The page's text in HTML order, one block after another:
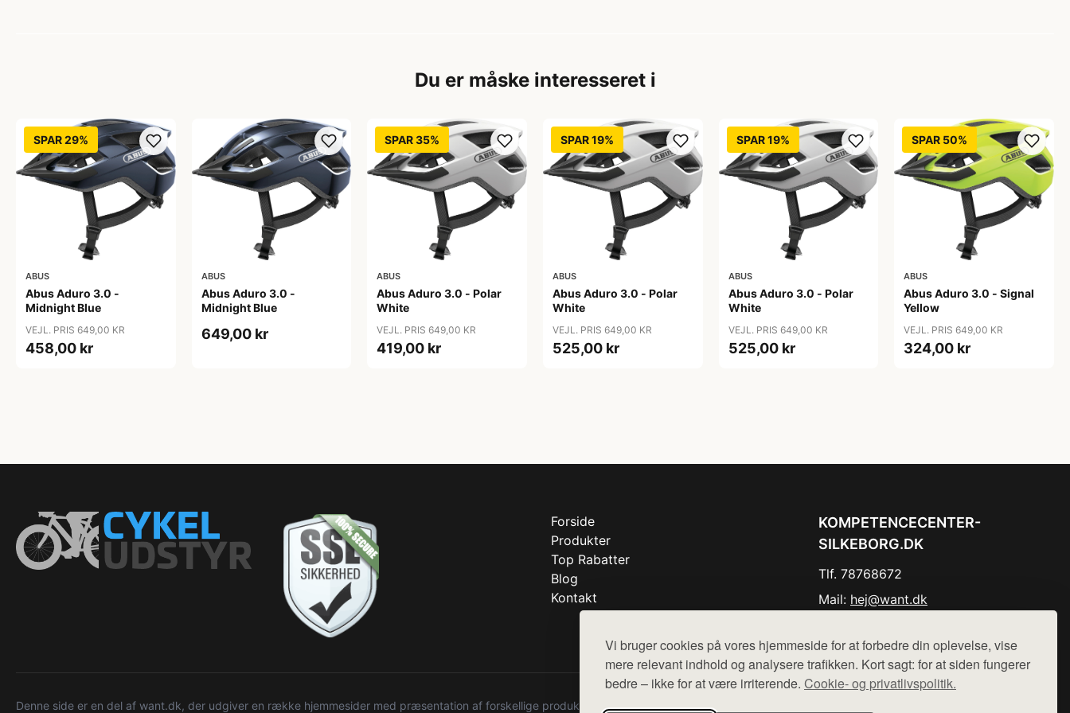
Vi bruger cookies på vores hjemmeside for at forbedre din oplevelse, vise
mere relevant indhold og analysere trafikken. Kort sagt: for at siden fungerer
bedre – ikke for at være irriterende. Cookie- og privatlivspolitik.
Du er måske interesseret i
SPAR 29%
ABUS
Abus Aduro 3.0 -
Midnight Blue
VEJL. PRIS 649,00 KR
458,00 kr
ABUS
Abus Aduro 3.0 -
Midnight Blue
649,00 kr
SPAR 35%
ABUS
Abus Aduro 3.0 - Polar
White
VEJL. PRIS 649,00 KR
419,00 kr
SPAR 19%
ABUS
Abus Aduro 3.0 - Polar
White
VEJL. PRIS 649,00 KR
525,00 kr
SPAR 19%
ABUS
Abus Aduro 3.0 - Polar
White
VEJL. PRIS 649,00 KR
525,00 kr
SPAR 50%
ABUS
Abus Aduro 3.0 - Signal
Yellow
VEJL. PRIS 649,00 KR
324,00 kr
Forside
Produkter
Top Rabatter
Blog
Kontakt
KOMPETENCECENTER-
SILKEBORG.DK
Tlf. 78768672
Mail: hej@want.dk
Denne side er en del af want.dk, der udgiver en række hjemmesider med præsentation af forskellige produkter fra diverse webshops. Der sælges ikke varer fra denne side - vi henviser til de shops,